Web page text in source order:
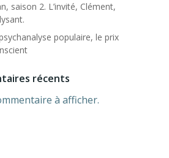
saison 2. L’invité, Clément,
populaire, le prix
récents
à afficher.